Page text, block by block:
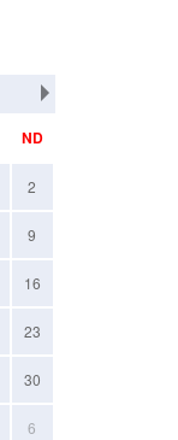
ND
2
9
16
23
30
6